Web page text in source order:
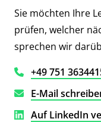
Sie möchten Ihre
prüfen, welcher
sprechen wir
+49 751
E-Mail
Auf LinkedIn